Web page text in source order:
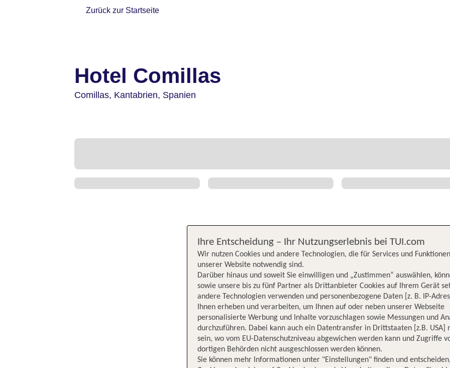
Zurück zur Startseite
Hotel Comillas
Comillas, Kantabrien, Spanien
Ihre Entscheidung – Ihr Nutzungserlebnis bei TUI.com
Wir nutzen Cookies und andere Technologien, die für Services und
unserer Website notwendig sind.
Darüber hinaus und soweit Sie einwilligen und „Zustimmen“ auswählen,
sowie unsere bis zu fünf Partner als Drittanbieter Cookies auf Ihrem Gerät
andere Technologien verwenden und personenbezogene Daten [z. B. IP-
Ihnen erheben und verarbeiten, um Ihnen auf oder neben unserer Webseite
personalisierte Werbung und Inhalte vorzuschlagen sowie Messungen und
durchzuführen. Dabei kann auch ein Datentransfer in Drittstaaten [z.B. USA]
sein, wo vom EU-Datenschutzniveau abgewichen werden kann und Zugriffe
dortigen Behörden nicht ausgeschlossen werden können.
Sie können mehr Informationen unter "Einstellungen" finden und